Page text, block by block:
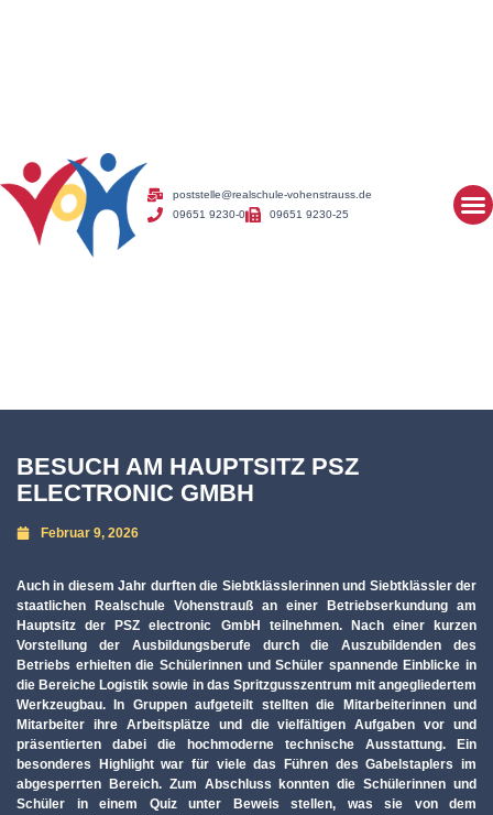
poststelle@realschule-vohenstrauss.de
09651 9230-0
09651 9230-25
BESUCH AM HAUPTSITZ PSZ
ELECTRONIC GMBH
Februar 9, 2026
Auch in diesem Jahr durften die Siebtklässlerinnen und Siebtklässler der
staatlichen Realschule Vohenstrauß an einer Betriebserkundung am
Hauptsitz der PSZ electronic GmbH teilnehmen. Nach einer kurzen
Vorstellung der Ausbildungsberufe durch die Auszubildenden des
Betriebs erhielten die Schülerinnen und Schüler spannende Einblicke in
die Bereiche Logistik sowie in das Spritzgusszentrum mit angegliedertem
Werkzeugbau. In Gruppen aufgeteilt stellten die Mitarbeiterinnen und
Mitarbeiter ihre Arbeitsplätze und die vielfältigen Aufgaben vor und
präsentierten dabei die hochmoderne technische Ausstattung. Ein
besonderes Highlight war für viele das Führen des Gabelstaplers im
abgesperrten Bereich. Zum Abschluss konnten die Schülerinnen und
Schüler in einem Quiz unter Beweis stellen, was sie von dem